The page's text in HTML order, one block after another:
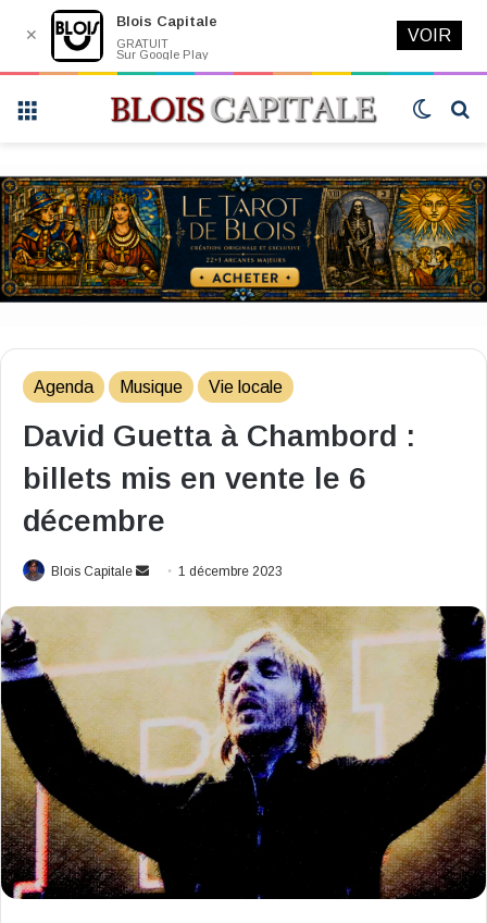
Switch
Agenda Musique Vie locale
David Guetta à Chambord :
billets mis en vente le 6
décembre
Blois Capitale
Envoyer1 décembre 2023
✕
Blois Capitale
GRATUIT
Sur Google Play
VOIR